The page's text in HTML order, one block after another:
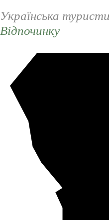
Українська
Відпочинку